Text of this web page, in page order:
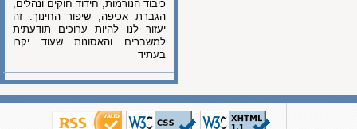
כיבוד הנורמות, חידוד חוקים ונהלים,
הגברת אכיפה, שיפור החינוך. זה
יעזור לנו להיות ערוכים תודעתית
למשברים והאסונות שעוד יקרו
בעתיד